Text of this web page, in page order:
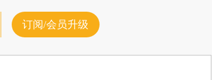
订阅/会员升级